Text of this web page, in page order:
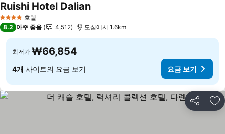
4 성급 호텔
Ruishi Hotel Dalian요금 보기
8.2 아주 좋음 4,512 도심에서 1.6km
최저가 ₩66,854
4개 사이트의 요금 보기 요금 보기
공유 즐